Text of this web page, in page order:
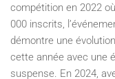
compétition en 2022
000 inscrits,
démontre une
cette année avec une
suspense. En 2024,